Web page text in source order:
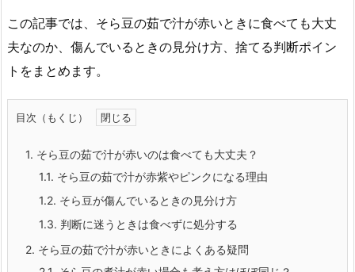
この記事では、そら豆の茹で汁が赤いときに食べても大丈
夫なのか、傷んでいるときの見分け方、捨てる判断ポイン
トをまとめます。
目次（もくじ）
1. そら豆の茹で汁が赤いのは食べても大丈夫？
1.1. そら豆の茹で汁が赤紫やピンクになる理由
1.2. そら豆が傷んでいるときの見分け方
1.3. 判断に迷うときは食べずに処分する
2. そら豆の茹で汁が赤いときによくある疑問